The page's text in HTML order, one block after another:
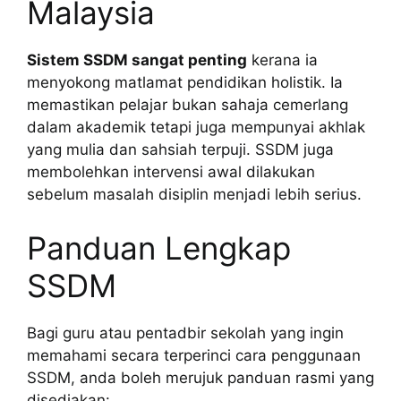
Malaysia
Sistem SSDM sangat penting kerana ia
menyokong matlamat pendidikan holistik. Ia
memastikan pelajar bukan sahaja cemerlang
dalam akademik tetapi juga mempunyai akhlak
yang mulia dan sahsiah terpuji. SSDM juga
membolehkan intervensi awal dilakukan
sebelum masalah disiplin menjadi lebih serius.
Panduan Lengkap
SSDM
Bagi guru atau pentadbir sekolah yang ingin
memahami secara terperinci cara penggunaan
SSDM, anda boleh merujuk panduan rasmi yang